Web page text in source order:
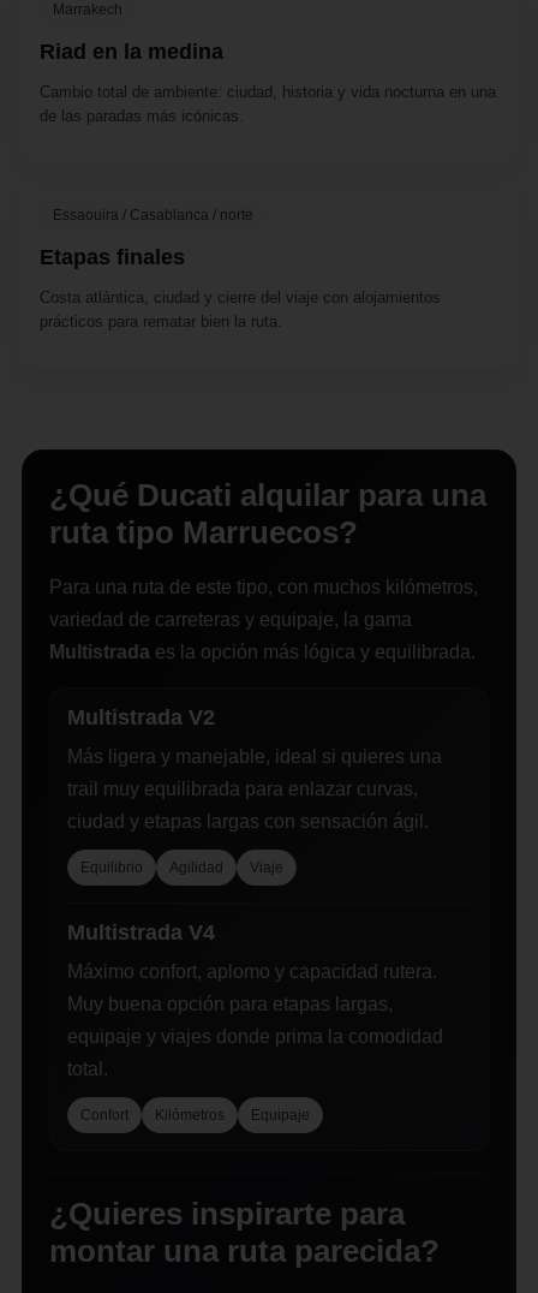
Marrakech
Riad en la medina
Cambio total de ambiente: ciudad, historia y vida nocturna en una
de las paradas más icónicas.
Essaouira / Casablanca / norte
Etapas finales
Costa atlántica, ciudad y cierre del viaje con alojamientos
prácticos para rematar bien la ruta.
¿Qué Ducati alquilar para una
ruta tipo Marruecos?
Para una ruta de este tipo, con muchos kilómetros,
variedad de carreteras y equipaje, la gama
Multistrada es la opción más lógica y equilibrada.
Multistrada V2
Más ligera y manejable, ideal si quieres una
trail muy equilibrada para enlazar curvas,
ciudad y etapas largas con sensación ágil.
Equilibrio Agilidad Viaje
Multistrada V4
Máximo confort, aplomo y capacidad rutera.
Muy buena opción para etapas largas,
equipaje y viajes donde prima la comodidad
total.
Confort Kilómetros Equipaje
¿Quieres inspirarte para
montar una ruta parecida?